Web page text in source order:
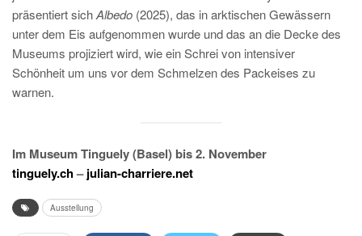
präsentiert sichAlbedo (2025), das in arktischen Gewässern
unter dem Eis aufgenommen wurde und das an die Decke des
Museums projiziert wird, wie ein Schrei von intensiver
Schönheit um uns vor dem Schmelzen des Packeises zu
warnen.
Im Museum Tinguely (Basel) bis 2. November
tinguely.ch–julian-charriere.net
Ausstellung